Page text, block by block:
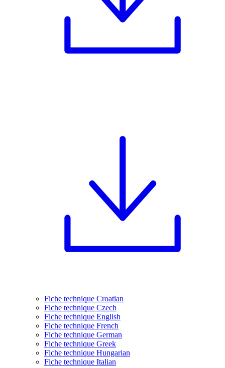
Fiche technique Croatian
Fiche technique Czech
Fiche technique English
Fiche technique French
Fiche technique German
Fiche technique Greek
Fiche technique Hungarian
Fiche technique Italian